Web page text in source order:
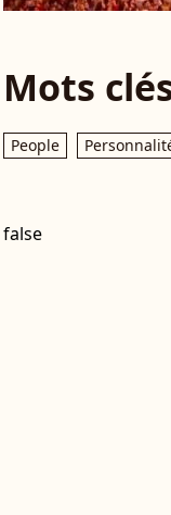
Mots
People
false